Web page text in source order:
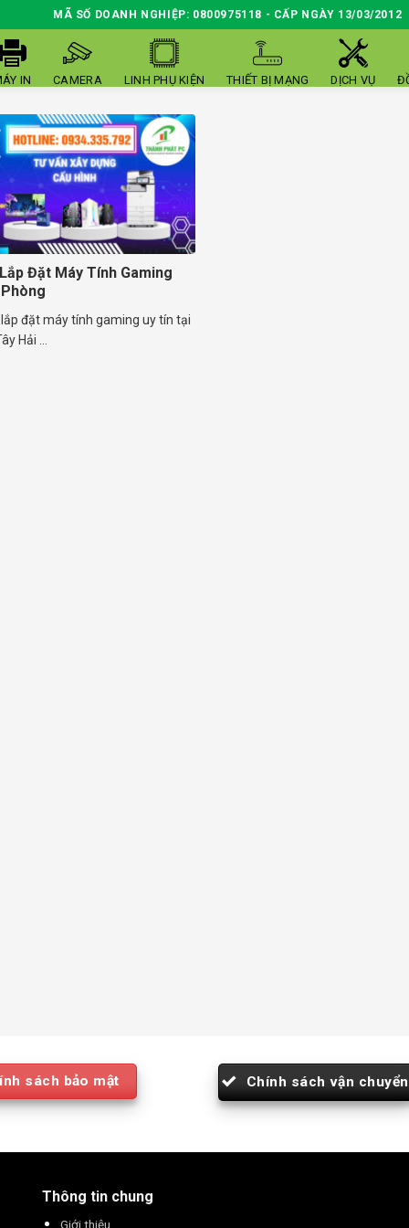
MÃ SỐ DOANH NGHIỆP: 0800975118 - CẤP NGÀY 13/03/2012
IN CAMERA LINH PHỤ KIỆN THIẾT BỊ MẠNG DỊCH VỤ
Đặt Máy Tính Gaming
đặt máy tính gaming uy tín tại
Hải ...
sách bảo mật Chính sách vận chuyển
Thông tin chung
Giới thiệu